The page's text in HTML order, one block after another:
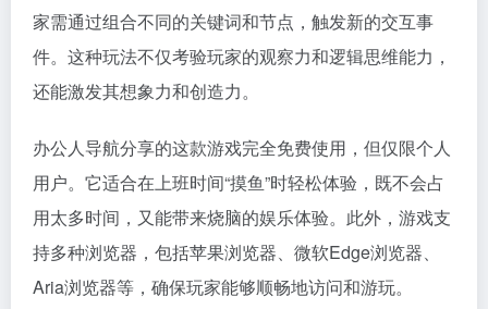
家需通过组合不同的关键词和节点，触发新的交互事
件。这种玩法不仅考验玩家的观察力和逻辑思维能力，
还能激发其想象力和创造力。
办公人导航分享的这款游戏完全免费使用，但仅限个人
用户。它适合在上班时间“摸鱼”时轻松体验，既不会占
用太多时间，又能带来烧脑的娱乐体验。此外，游戏支
持多种浏览器，包括苹果浏览器、微软Edge浏览器、
Aria浏览器等，确保玩家能够顺畅地访问和游玩。